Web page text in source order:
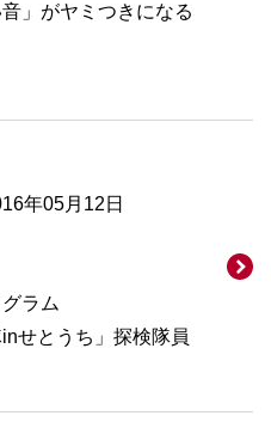
」がヤミつきになる
年05月12日
グラム
せとうち」探検隊員